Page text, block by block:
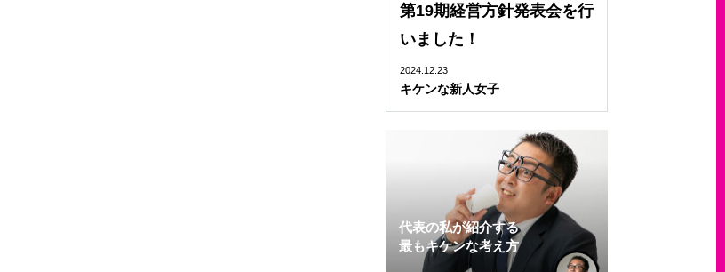
第19期経営方針発表会を行
いました！
2024.12.23
キケンな新人女子
代表の私が紹介する
最もキケンな考え方